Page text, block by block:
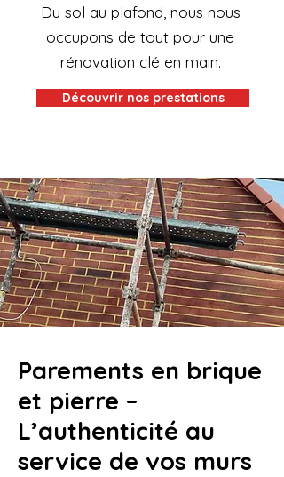
Du sol au plafond, nous nous
occupons de tout pour une
rénovation clé en main.
Découvrir nos prestations
Parements en brique
et pierre –
L’authenticité au
service de vos murs